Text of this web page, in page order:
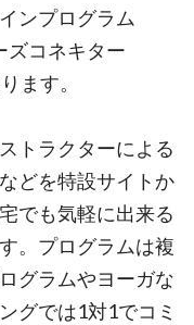
ンプログラム
ズコネキター
ます。
トラクターによる
どを特設サイトか
でも気軽に出来る
。プログラムは複
グラムやヨーガな
グでは1対1でコミ